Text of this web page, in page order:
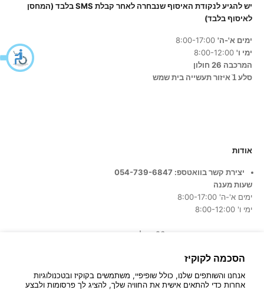
הסכמה לקוקיז
אנחנו והשותפים שלנו, כולל שופיפיי, משתמשים בקוקיז ובטכנולוגיות
אחרות כדי להתאים אישית את החוויה שלך, להציג לך פרסומות ולבצע
יש להגיע לנקודת האיסוף שנבחרה לאחר קבלת SMS בלבד (המחסן
לאיסוף בלבד)
ימים א'-ה'
ימי ו'
המרכבה 26 חולון
סלע 1ֿ איזור תעשייה בית שמש
אודות
יצירת קשר בוואטספ: 054-739-6847
שעות מענה
ימים א'-ה' 8:00-17:00
ימי ו' 8:00-12:00